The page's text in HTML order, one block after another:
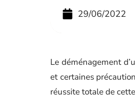
29/06/2022
Le déménagement
et certaines
réussite totale de